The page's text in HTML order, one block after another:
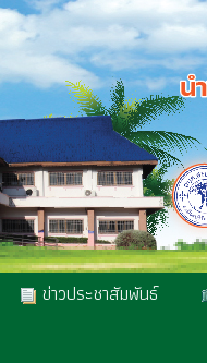
ข่าวประชาสัมพันธ์